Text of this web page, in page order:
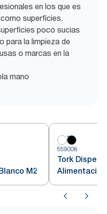
en los que es
superficies.
poco sucias
para la limpieza de
o marcas en la
mano
M2
559008
Tork